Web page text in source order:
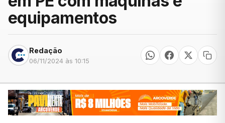
equipamentos
Redação
06/11/2024 às 10:15